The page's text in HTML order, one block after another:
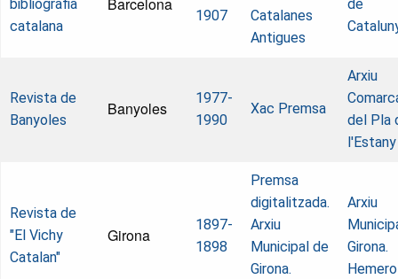
bibliografia
catalana
Barcelona
1907
Catalanes
Antigues
de
Revista de
Banyoles
Banyoles
1977-
1990
Xac Premsa
Arxiu
del Pla
l'Estany
Revista de
"El Vichy
Catalan"
Girona
1897-
1898
Premsa
digitalitzada.
Arxiu
Municipal de
Girona.
Arxiu
Girona.